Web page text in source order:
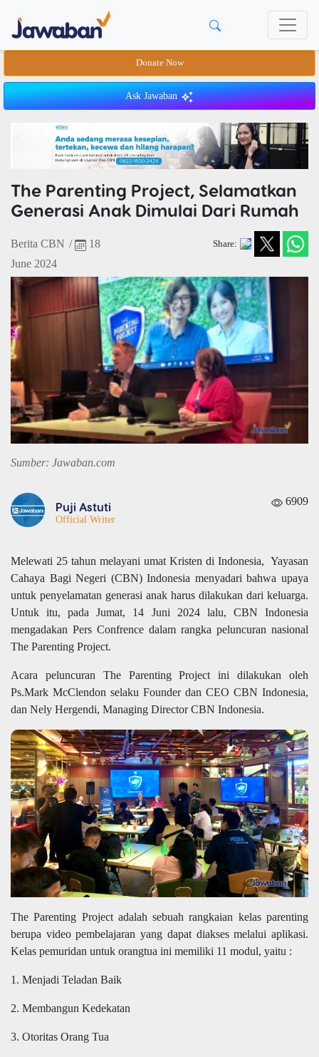
Donate Now
Ask Jawaban
The Parenting Project, Selamatkan
Generasi Anak Dimulai Dari Rumah
Berita CBN /
18
June 2024
Share:
Sumber: Jawaban.com
Puji Astuti
Official Writer
6909
Melewati 25 tahun melayani umat Kristen di Indonesia, Yayasan
Cahaya Bagi Negeri (CBN) Indonesia menyadari bahwa upaya
untuk penyelamatan generasi anak harus dilakukan dari keluarga.
Untuk itu, pada Jumat, 14 Juni 2024 lalu, CBN Indonesia
mengadakan Pers Confrence dalam rangka peluncuran nasional
The Parenting Project.
Acara peluncuran The Parenting Project ini dilakukan oleh
Ps.Mark McClendon selaku Founder dan CEO CBN Indonesia,
dan Nely Hergendi, Managing Director CBN Indonesia.
The Parenting Project adalah sebuah rangkaian kelas parenting
berupa video pembelajaran yang dapat diakses melalui aplikasi.
Kelas pemuridan untuk orangtua ini memiliki 11 modul, yaitu :
1. Menjadi Teladan Baik
2. Membangun Kedekatan
3. Otoritas Orang Tua